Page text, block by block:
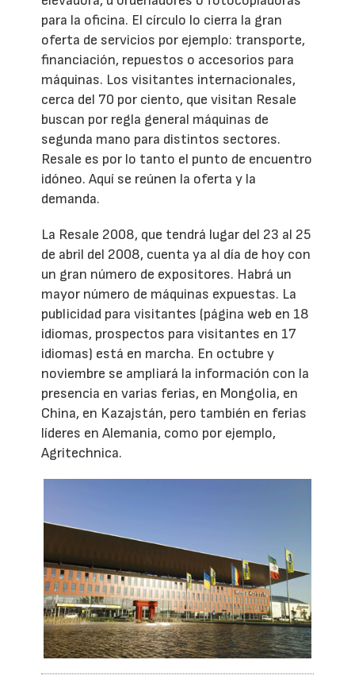
para la oficina. El círculo lo cierra la gran
oferta de servicios por ejemplo: transporte,
financiación, repuestos o accesorios para
máquinas. Los visitantes internacionales,
cerca del 70 por ciento, que visitan Resale
buscan por regla general máquinas de
segunda mano para distintos sectores.
Resale es por lo tanto el punto de encuentro
idóneo. Aquí se reúnen la oferta y la
demanda.
La Resale 2008, que tendrá lugar del 23 al 25
de abril del 2008, cuenta ya al día de hoy con
un gran número de expositores. Habrá un
mayor número de máquinas expuestas. La
publicidad para visitantes (página web en 18
idiomas, prospectos para visitantes en 17
idiomas) está en marcha. En octubre y
noviembre se ampliará la información con la
presencia en varias ferias, en Mongolia, en
China, en Kazajstán, pero también en ferias
líderes en Alemania, como por ejemplo,
Agritechnica.